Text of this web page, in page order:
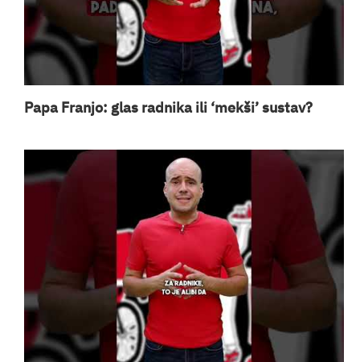
Papa Franjo: glas radnika ili ‘mekši’ sustav?